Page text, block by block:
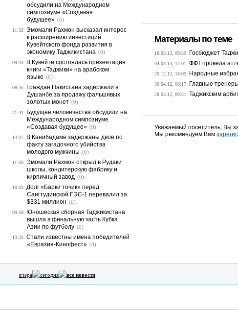
Материалы по теме
18.03.13, 09:39 Госбюджет
04.03.13, 12:01 ФФТ провела
20.12.12, 18:05 Народные
30.04.12, 08:17 Главные
28.03.12, 00:21 Таджикским
Уважаемый посетитель, Вы
Мы рекомендуем Вам
обсудили на Международном
симпозиуме «Создавая
будущее» (0)
11:32 Эмомали Рахмон высказал интерес
к расширению инвестиций
Кувейтского фонда развития в
экономику Таджикистана (0)
09:33
В Кувейте состоялась презентация
книги «Таджики» на арабском
языке (0)
08:35
Граждан Пакистана задержали в
Душанбе за продажу фальшивых
золотых монет (0)
21:41
Будущее человечества обсудили на
Международном симпозиуме
«Создавая будущее» (0)
13:07
В Канибадаме задержаны двое по
факту загадочного убийства
молодого мужчины (0)
11:05 Эмомали Рахмон открыл в Рудаки
школы, кондитерскую фабрику и
кирпичный завод (0)
10:03 Долг «Барки точик» перед
Сангтудинской ГЭС-1 перевалил за
$331 миллион (0)
09:59
Юношеская сборная Таджикистана
вышла в финальную часть Кубка
Азии по футболу (0)
13:33 Стали известны имена победителей
«Евразия-Кинофест» (0)
вчера сегодня все новости